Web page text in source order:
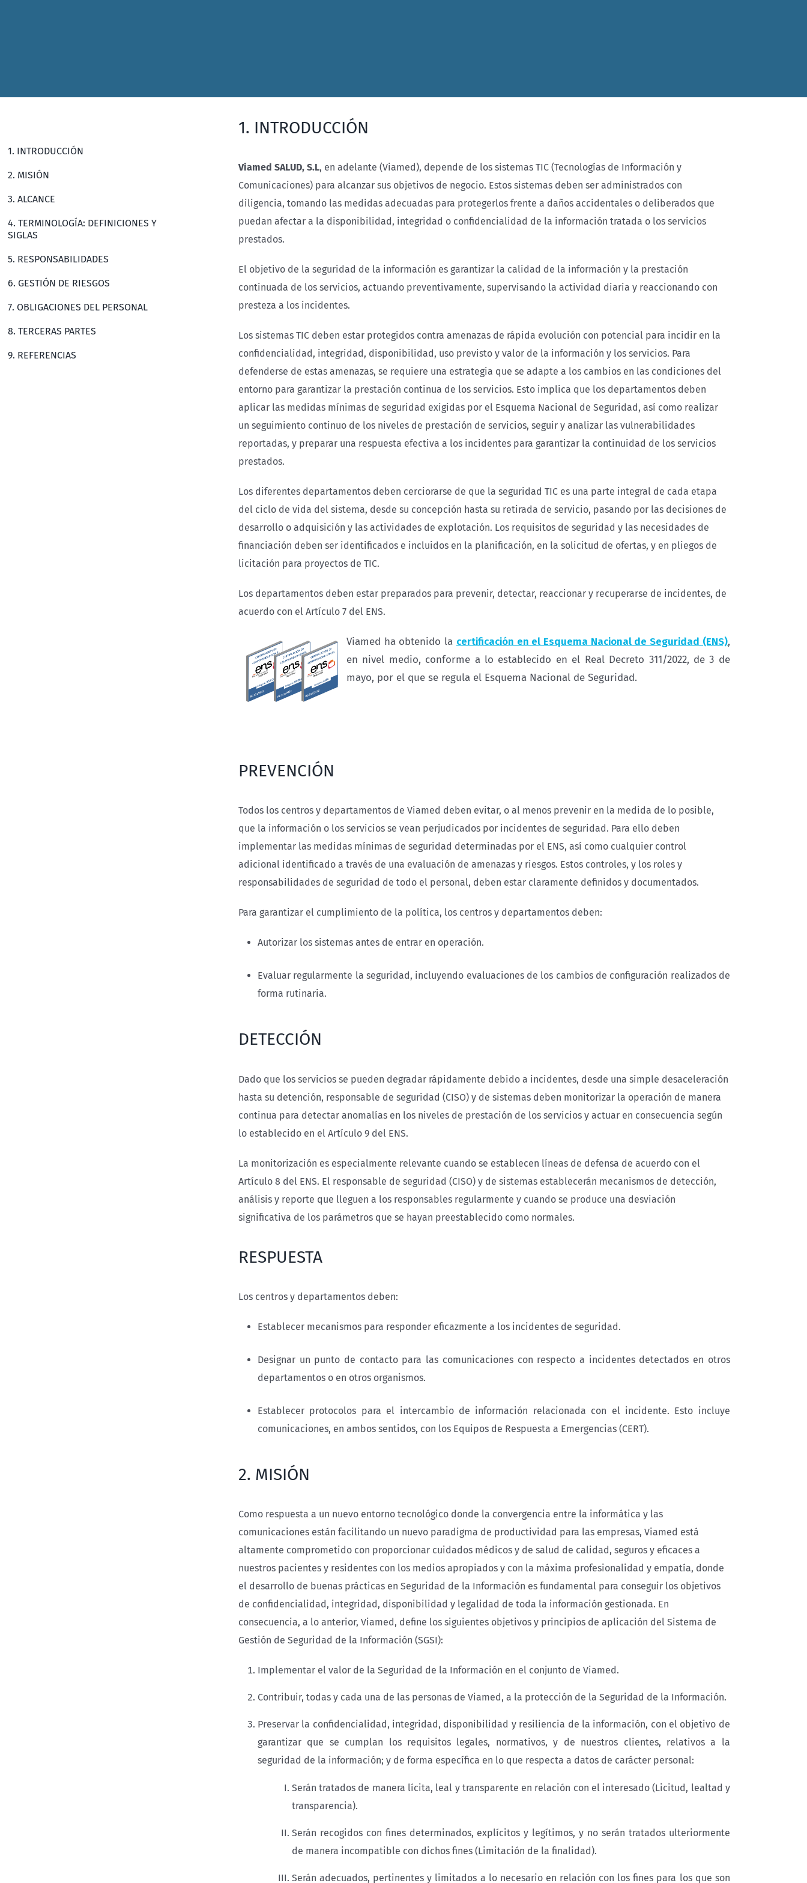
1. INTRODUCCIÓN
2. MISIÓN
3. ALCANCE
4. TERMINOLOGÍA: DEFINICIONES Y
SIGLAS
5. RESPONSABILIDADES
6. GESTIÓN DE RIESGOS
7. OBLIGACIONES DEL PERSONAL
8. TERCERAS PARTES
9. REFERENCIAS
1. INTRODUCCIÓN
Viamed SALUD, S.L, en adelante (Viamed), depende de los sistemas TIC (Tecnologías de Información y
Comunicaciones) para alcanzar sus objetivos de negocio. Estos sistemas deben ser administrados con
diligencia, tomando las medidas adecuadas para protegerlos frente a daños accidentales o deliberados que
puedan afectar a la disponibilidad, integridad o confidencialidad de la información tratada o los servicios
prestados.
El objetivo de la seguridad de la información es garantizar la calidad de la información y la prestación
continuada de los servicios, actuando preventivamente, supervisando la actividad diaria y reaccionando con
presteza a los incidentes.
Los sistemas TIC deben estar protegidos contra amenazas de rápida evolución con potencial para incidir en la
confidencialidad, integridad, disponibilidad, uso previsto y valor de la información y los servicios. Para
defenderse de estas amenazas, se requiere una estrategia que se adapte a los cambios en las condiciones del
entorno para garantizar la prestación continua de los servicios. Esto implica que los departamentos deben
aplicar las medidas mínimas de seguridad exigidas por el Esquema Nacional de Seguridad, así como realizar
un seguimiento continuo de los niveles de prestación de servicios, seguir y analizar las vulnerabilidades
reportadas, y preparar una respuesta efectiva a los incidentes para garantizar la continuidad de los servicios
prestados.
Los diferentes departamentos deben cerciorarse de que la seguridad TIC es una parte integral de cada etapa
del ciclo de vida del sistema, desde su concepción hasta su retirada de servicio, pasando por las decisiones de
desarrollo o adquisición y las actividades de explotación. Los requisitos de seguridad y las necesidades de
financiación deben ser identificados e incluidos en la planificación, en la solicitud de ofertas, y en pliegos de
licitación para proyectos de TIC.
Los departamentos deben estar preparados para prevenir, detectar, reaccionar y recuperarse de incidentes, de
acuerdo con el Artículo 7 del ENS.
Viamed ha obtenido la certificación en el Esquema Nacional de Seguridad (ENS),
en nivel medio, conforme a lo establecido en el Real Decreto 311/2022, de 3 de
mayo, por el que se regula el Esquema Nacional de Seguridad.
PREVENCIÓN
Todos los centros y departamentos de Viamed deben evitar, o al menos prevenir en la medida de lo posible,
que la información o los servicios se vean perjudicados por incidentes de seguridad. Para ello deben
implementar las medidas mínimas de seguridad determinadas por el ENS, así como cualquier control
adicional identificado a través de una evaluación de amenazas y riesgos. Estos controles, y los roles y
responsabilidades de seguridad de todo el personal, deben estar claramente definidos y documentados.
Para garantizar el cumplimiento de la política, los centros y departamentos deben:
Autorizar los sistemas antes de entrar en operación.
Evaluar regularmente la seguridad, incluyendo evaluaciones de los cambios de configuración realizados de
forma rutinaria.
DETECCIÓN
Dado que los servicios se pueden degradar rápidamente debido a incidentes, desde una simple desaceleración
hasta su detención, responsable de seguridad (CISO) y de sistemas deben monitorizar la operación de manera
continua para detectar anomalías en los niveles de prestación de los servicios y actuar en consecuencia según
lo establecido en el Artículo 9 del ENS.
La monitorización es especialmente relevante cuando se establecen líneas de defensa de acuerdo con el
Artículo 8 del ENS. El responsable de seguridad (CISO) y de sistemas establecerán mecanismos de detección,
análisis y reporte que lleguen a los responsables regularmente y cuando se produce una desviación
significativa de los parámetros que se hayan preestablecido como normales.
RESPUESTA
Los centros y departamentos deben:
Establecer mecanismos para responder eficazmente a los incidentes de seguridad.
Designar un punto de contacto para las comunicaciones con respecto a incidentes detectados en otros
departamentos o en otros organismos.
Establecer protocolos para el intercambio de información relacionada con el incidente. Esto incluye
comunicaciones, en ambos sentidos, con los Equipos de Respuesta a Emergencias (CERT).
2. MISIÓN
Como respuesta a un nuevo entorno tecnológico donde la convergencia entre la informática y las
comunicaciones están facilitando un nuevo paradigma de productividad para las empresas, Viamed está
altamente comprometido con proporcionar cuidados médicos y de salud de calidad, seguros y eficaces a
nuestros pacientes y residentes con los medios apropiados y con la máxima profesionalidad y empatía, donde
el desarrollo de buenas prácticas en Seguridad de la Información es fundamental para conseguir los objetivos
de confidencialidad, integridad, disponibilidad y legalidad de toda la información gestionada. En
consecuencia, a lo anterior, Viamed, define los siguientes objetivos y principios de aplicación del Sistema de
Gestión de Seguridad de la Información (SGSI):
Implementar el valor de la Seguridad de la Información en el conjunto de Viamed.
Contribuir, todas y cada una de las personas de Viamed, a la protección de la Seguridad de la Información.
Preservar la confidencialidad, integridad, disponibilidad y resiliencia de la información, con el objetivo de
garantizar que se cumplan los requisitos legales, normativos, y de nuestros clientes, relativos a la
seguridad de la información; y de forma específica en lo que respecta a datos de carácter personal:
Serán tratados de manera lícita, leal y transparente en relación con el interesado (Licitud, lealtad y
transparencia).
Serán recogidos con fines determinados, explícitos y legítimos, y no serán tratados ulteriormente
de manera incompatible con dichos fines (Limitación de la finalidad).
Serán adecuados, pertinentes y limitados a lo necesario en relación con los fines para los que son